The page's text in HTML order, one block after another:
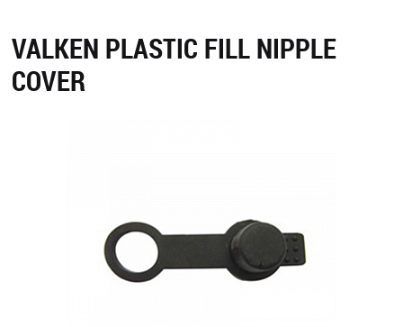
VALKEN PLASTIC FILL NIPPLE
COVER